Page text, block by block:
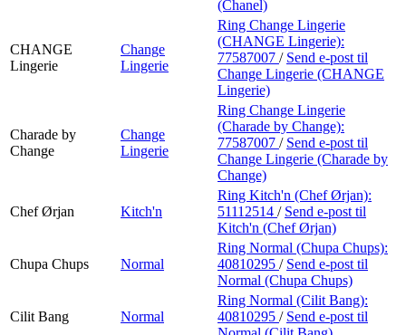
(Chanel)
CHANGE
Lingerie
Change
Lingerie
Ring Change Lingerie
(CHANGE Lingerie):
77587007 / Send e-post til
Change Lingerie (CHANGE
Lingerie)
Charade by
Change
Change
Lingerie
Ring Change Lingerie
(Charade by Change):
77587007 / Send e-post til
Change Lingerie (Charade by
Change)
Chef Ørjan Kitch'n
Ring Kitch'n (Chef Ørjan):
51112514 / Send e-post til
Kitch'n (Chef Ørjan)
Chupa Chups Normal
Ring Normal (Chupa Chups):
40810295 / Send e-post til
Normal (Chupa Chups)
Cilit Bang Normal
Ring Normal (Cilit Bang):
40810295 / Send e-post til